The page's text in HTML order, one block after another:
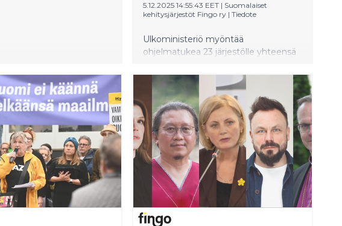
5.12.2025 14:55:43 EET | Suomalaiset
kehitysjärjestöt Fingo ry | Tiedote
Ulkoministeriö myöntää
ohjelmatukea 23 järjestölle yhteensä
Ohjelmatuelle oli tehty rahoitusvaraus
320 miljoonalle eurolle. Virkahenkilöt
jättivät viiteen ulkomaankauppa- ja
kehitysministeri Ville Tavion vastuulla
olevaan ohjelmatukipäätökseen
eriävät mielipiteet. Suomen
ammattiliittojen solidaarisuuskeskus
SASK:n ohjelmatuesta leikattiin 40
prosenttia verrattuna edelliseen
rahoituskauteen.